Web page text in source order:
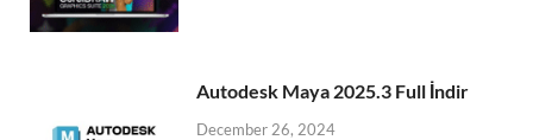
Autodesk Maya 2025.3 Full İndir
December 26, 2024